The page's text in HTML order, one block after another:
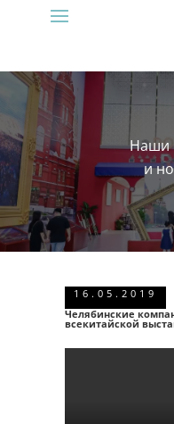
Наши
и
16.05.2019
Челябинские
всекитайской